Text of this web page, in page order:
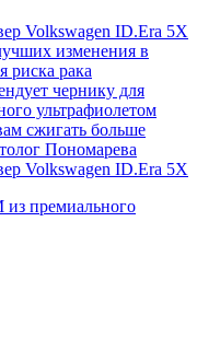
Volkswagen ID.Era 5X
изменения в
риска рака
чернику для
ультрафиолетом
сжигать больше
Пономарева
Volkswagen ID.Era 5X
премиального